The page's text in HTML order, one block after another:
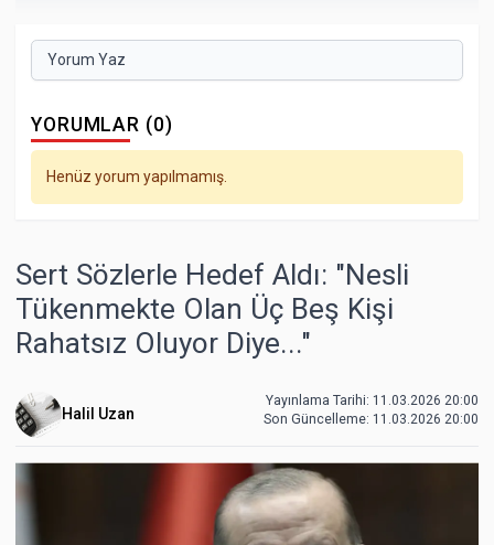
Yorum Yaz
YORUMLAR (0)
Henüz yorum yapılmamış.
Sert Sözlerle Hedef Aldı: "Nesli
Tükenmekte Olan Üç Beş Kişi
Rahatsız Oluyor Diye..."
Halil Uzan
Yayınlama Tarihi: 11.03.2026 20:00
Son Güncelleme: 11.03.2026 20:00